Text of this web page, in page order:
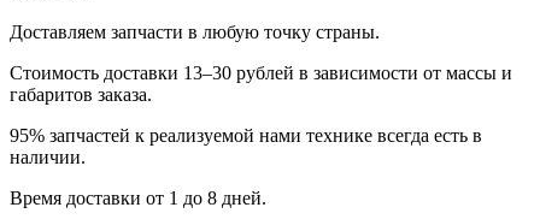
Доставляем запчасти в любую точку страны.
Стоимость доставки 13–30 рублей в зависимости от массы и
габаритов заказа.
95% запчастей к реализуемой нами технике всегда есть в
наличии.
Время доставки от 1 до 8 дней.